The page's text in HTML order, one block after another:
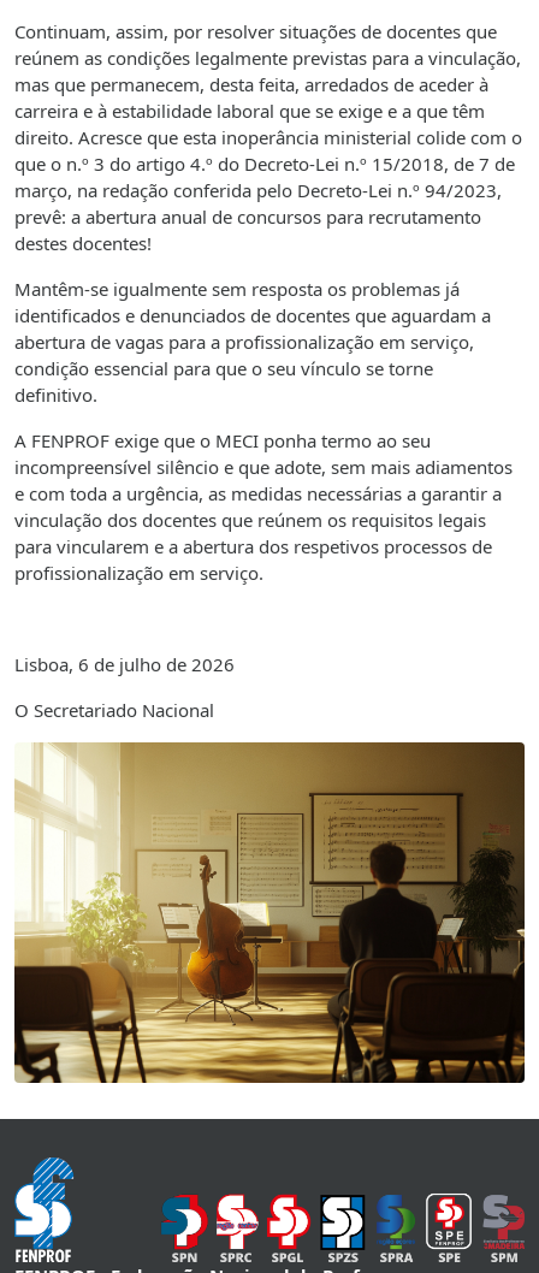
Continuam, assim, por resolver situações de docentes que
reúnem as condições legalmente previstas para a vinculação,
mas que permanecem, desta feita, arredados de aceder à
carreira e à estabilidade laboral que se exige e a que têm
direito. Acresce que esta inoperância ministerial colide com o
que o n.º 3 do artigo 4.º do Decreto-Lei n.º 15/2018, de 7 de
março, na redação conferida pelo Decreto-Lei n.º 94/2023,
prevê: a abertura anual de concursos para recrutamento
destes docentes!
Mantêm-se igualmente sem resposta os problemas já
identificados e denunciados de docentes que aguardam a
abertura de vagas para a profissionalização em serviço,
condição essencial para que o seu vínculo se torne
definitivo.
A FENPROF exige que o MECI ponha termo ao seu
incompreensível silêncio e que adote, sem mais adiamentos
e com toda a urgência, as medidas necessárias a garantir a
vinculação dos docentes que reúnem os requisitos legais
para vincularem e a abertura dos respetivos processos de
profissionalização em serviço.
Lisboa, 6 de julho de 2026
O Secretariado Nacional